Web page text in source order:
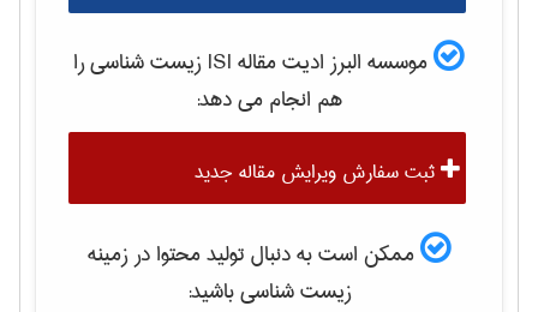
موسسه البرز ادیت مقاله ISI زيست شناسیرا
هم انجام می دهد:
ثبت سفارش ویرایش مقاله جدید
ممکن است به دنبال تولید محتوا در زمینه
زيست شناسیباشید: